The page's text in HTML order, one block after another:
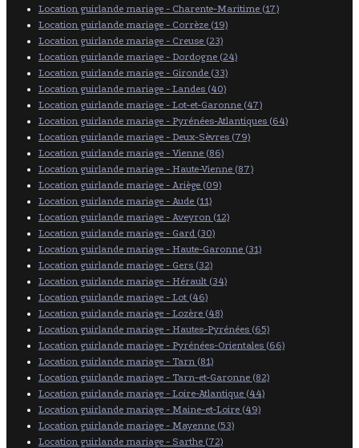
Location guirlande mariage - Charente-Maritime (17)
Location guirlande mariage - Corrèze (19)
Location guirlande mariage - Creuse (23)
Location guirlande mariage - Dordogne (24)
Location guirlande mariage - Gironde (33)
Location guirlande mariage - Landes (40)
Location guirlande mariage - Lot-et-Garonne (47)
Location guirlande mariage - Pyrénées-Atlantiques (64)
Location guirlande mariage - Deux-Sèvres (79)
Location guirlande mariage - Vienne (86)
Location guirlande mariage - Haute-Vienne (87)
Location guirlande mariage - Ariège (09)
Location guirlande mariage - Aude (11)
Location guirlande mariage - Aveyron (12)
Location guirlande mariage - Gard (30)
Location guirlande mariage - Haute-Garonne (31)
Location guirlande mariage - Gers (32)
Location guirlande mariage - Hérault (34)
Location guirlande mariage - Lot (46)
Location guirlande mariage - Lozère (48)
Location guirlande mariage - Hautes-Pyrénées (65)
Location guirlande mariage - Pyrénées-Orientales (66)
Location guirlande mariage - Tarn (81)
Location guirlande mariage - Tarn-et-Garonne (82)
Location guirlande mariage - Loire-Atlantique (44)
Location guirlande mariage - Maine-et-Loire (49)
Location guirlande mariage - Mayenne (53)
Location guirlande mariage - Sarthe (72)